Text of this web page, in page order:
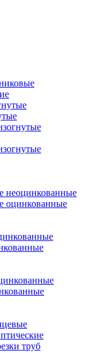
неоцинкованные
оцинкованные